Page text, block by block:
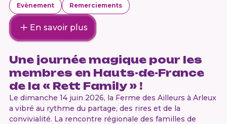
Evènement Remerciements
En savoir plus
Une journée magique pour les
membres en Hauts-de-France
de la « Rett Family » !
Le dimanche 14 juin 2026, la Ferme des Ailleurs à Arleux
a vibré au rythme du partage, des rires et de la
convivialité. La rencontre régionale des familles de